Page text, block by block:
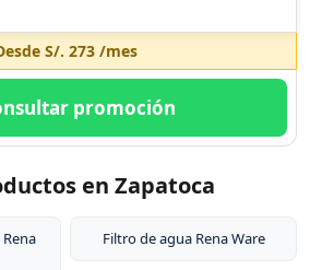
S/. 273/mes
promoción
en Zapatoca
Filtro de agua Rena Ware